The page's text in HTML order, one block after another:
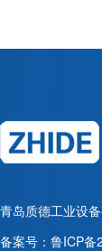
青岛质德工业设
备案号： 鲁ICP备